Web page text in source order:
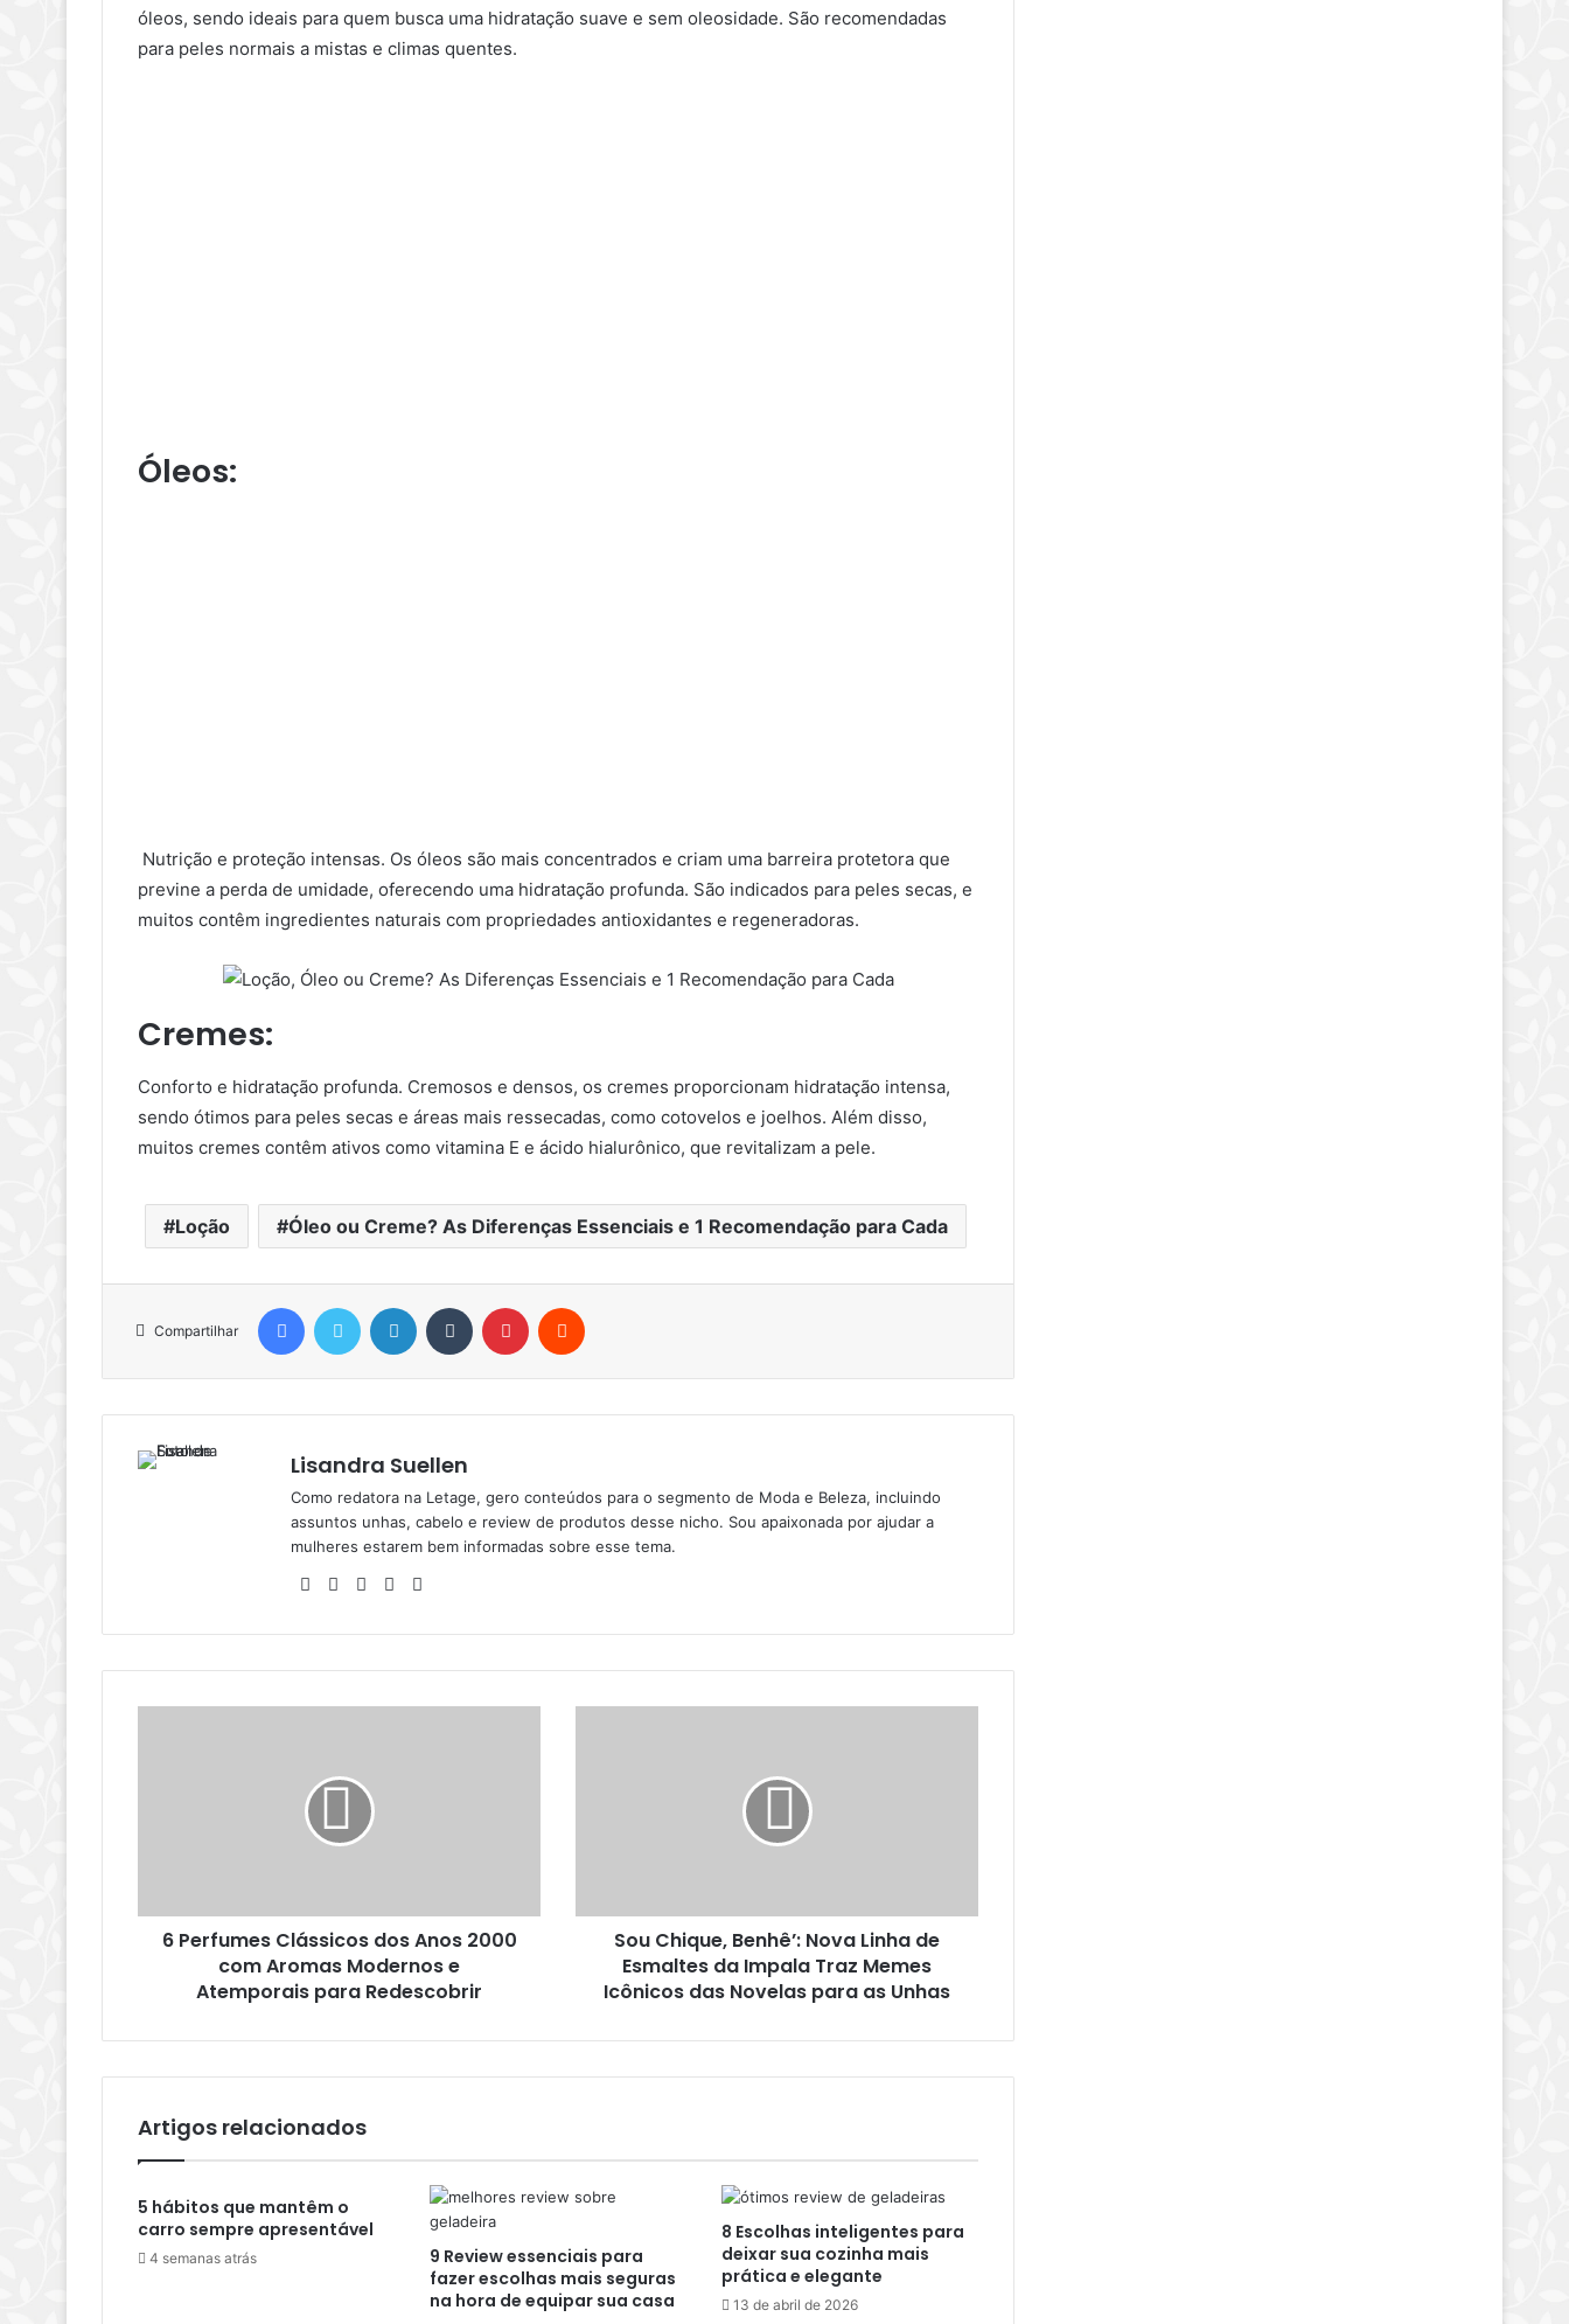
óleos, sendo ideais para quem busca uma hidratação suave e sem oleosidade. São recomendadas
para peles normais a mistas e climas quentes.
Óleos:
Nutrição e proteção intensas. Os óleos são mais concentrados e criam uma barreira protetora que
previne a perda de umidade, oferecendo uma hidratação profunda. São indicados para peles secas, e
muitos contêm ingredientes naturais com propriedades antioxidantes e regeneradoras.
Cremes:
Conforto e hidratação profunda. Cremosos e densos, os cremes proporcionam hidratação intensa,
sendo ótimos para peles secas e áreas mais ressecadas, como cotovelos e joelhos. Além disso,
muitos cremes contêm ativos como vitamina E e ácido hialurônico, que revitalizam a pele.
Loção Óleo ou Creme? As Diferenças Essenciais e 1 Recomendação para Cada
Compartilhar
FacebookTwitter Linkedin Tumblr Pinterest
Lisandra Suellen
Como redatora na Letage, gero conteúdos para o segmento de Moda e Beleza, incluindo
assuntos unhas, cabelo e review de produtos desse nicho. Sou apaixonada por ajudar a
mulheres estarem bem informadas sobre esse tema.
Facebook
Linkedin
YouTubePinterest
6 Perfumes Clássicos dos Anos 2000
com Aromas Modernos e
Atemporais para Redescobrir
Sou Chique, Benhê’: Nova Linha de
Esmaltes da Impala Traz Memes
Icônicos das Novelas para as Unhas
Artigos relacionados
5 hábitos que mantêm o
carro sempre apresentável
4 semanas atrás
9 Review essenciais para
fazer escolhas mais seguras
na hora de equipar sua casa
8 Escolhas inteligentes para
deixar sua cozinha mais
prática e elegante
13 de abril de 2026